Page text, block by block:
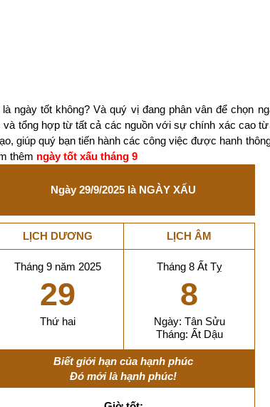
là ngày tốt không? Và quý vị đang phân vân để chọn
tổng hợp từ tất cả các nguồn với sự chính xác cao
giúp quý bạn tiến hành các công việc được hanh
thêm ngày tốt xấu tháng 9
Ngày 29/9/2025 là NGÀY XẤU
LỊCH DƯƠNG LỊCH ÂM
Tháng 9 năm 2025
29
Thứ hai
Tháng 8 Ất Tỵ
8
Ngày: Tân Sửu
Tháng: Ất Dậu
Biết giới hạn của hạnh phúc
Đó mới là hạnh phúc!